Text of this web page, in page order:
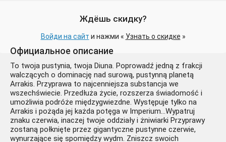
Ждёшь скидку?
Войди на сайт и нажми « Узнать о скидке »
Официальное описание
To twoja pustynia, twoja Diuna. Poprowadź jedną z frakcji
walczących o dominację nad surową, pustynną planetą
Arrakis. Przyprawa to najcenniejsza substancja we
wszechświecie. Przedłuża życie, rozszerza świadomość i
umożliwia podróże międzygwiezdne. Występuje tylko na
Arrakis i pożąda jej każda potęga w Imperium…Wypatruj
znaku czerwia, inaczej twoje oddziały i żniwiarki Przyprawy
zostaną połknięte przez gigantyczne pustynne czerwie,
wynurzające się spomiędzy wydm. Zniszcz swoich